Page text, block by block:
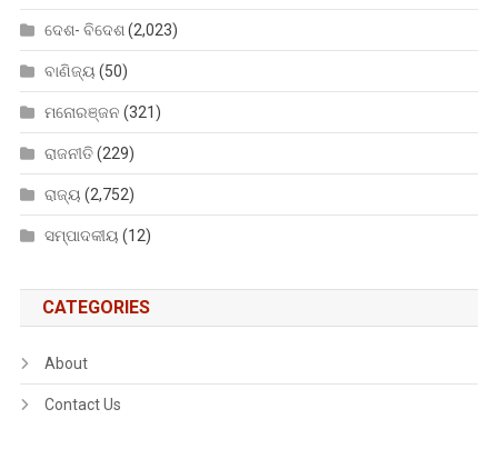
ଦେଶ- ବିଦେଶ(2,023)
ବାଣିଜ୍ୟ (50)
ମନୋରଞ୍ଜନ (321)
ରାଜନୀତି(229)
ରାଜ୍ୟ (2,752)
ସମ୍ପାଦକୀୟ (12)
CATEGORIES
About
Contact Us